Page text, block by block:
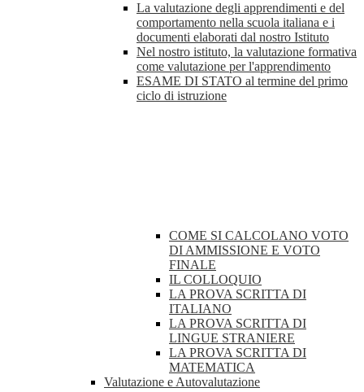
La valutazione degli apprendimenti e del
comportamento nella scuola italiana e i
documenti elaborati dal nostro Istituto
Nel nostro istituto, la valutazione formativa
come valutazione per l'apprendimento
ESAME DI STATO al termine del primo
ciclo di istruzione
COME SI CALCOLANO VOTO
DI AMMISSIONE E VOTO
FINALE
IL COLLOQUIO
LA PROVA SCRITTA DI
ITALIANO
LA PROVA SCRITTA DI
LINGUE STRANIERE
LA PROVA SCRITTA DI
MATEMATICA
Valutazione e Autovalutazione